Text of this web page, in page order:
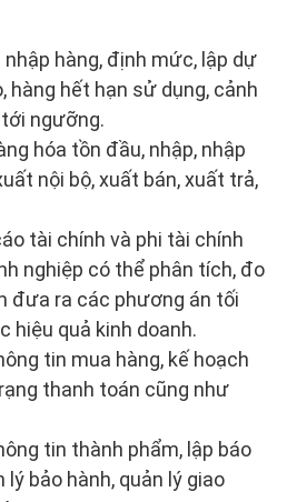
nhập hàng, định mức, lập dự
hàng hết hạn sử dụng, cảnh
ngưỡng.
hóa tồn đầu, nhập, nhập
nội bộ, xuất bán, xuất trả,
tài chính và phi tài chính
nghiệp có thể phân tích, đo
đưa ra các phương án tối
hiệu quả kinh doanh.
tin mua hàng, kế hoạch
thanh toán cũng như
tin thành phẩm, lập báo
bảo hành, quản lý giao